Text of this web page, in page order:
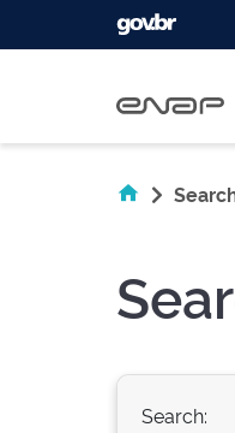
Search: